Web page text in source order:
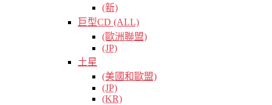
(新)
巨型CD (ALL)
(歐洲聯盟)
(JP)
土星
(美國和歐盟)
(JP)
(KR)